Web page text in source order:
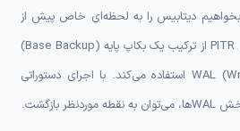
دیتابیس را به لحظه‌ای خاص پیش از
وقوع خطا یا مشکل بازگردانیم. PITR از ترکیب یک بکاپ پایه (Base Backup)
و فایل‌های WAL (Write Ahead Log) استفاده می‌کند. با اجرای دستوراتی